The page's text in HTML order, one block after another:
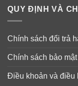
QUY ĐỊNH VÀ
Chính sách đổi trả
Chính sách bảo mật
Điều khoản và điều